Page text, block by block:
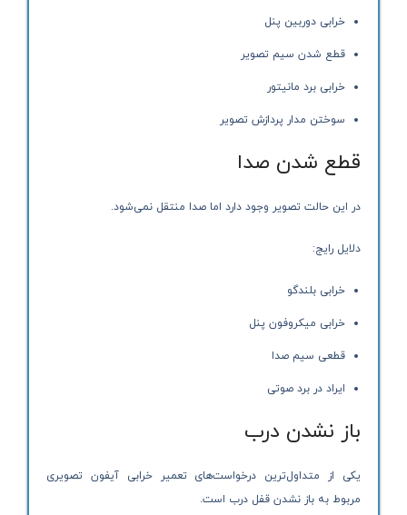
خرابی دوربین پنل
قطع شدن سیم تصویر
خرابی برد مانیتور
سوختن مدار پردازش تصویر
قطع شدن صدا
در این حالت تصویر وجود دارد اما صدا منتقل نمی‌شود.
دلایل رایج:
خرابی بلندگو
خرابی میکروفون پنل
قطعی سیم صدا
ایراد در برد صوتی
باز نشدن درب
یکی از متداول‌ترین درخواست‌های تعمیر خرابی آیفون تصویری
مربوط به باز نشدن قفل درب است.